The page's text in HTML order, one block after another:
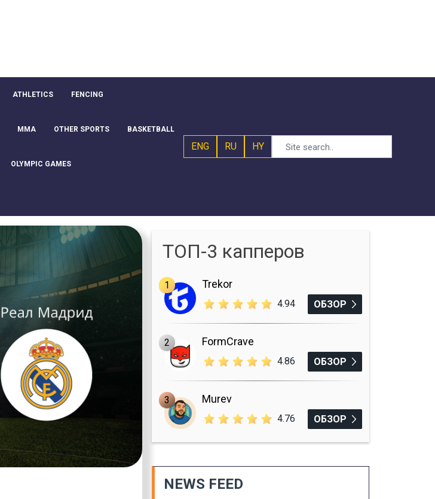
ATHLETICS FENCING
MMA OTHER SPORTS BASKETBALL
OLYMPIC GAMES
ENG RU HY
ТОП-3 капперов
1 Trekor
4.94 ОБЗОР
2 FormCrave
4.86 ОБЗОР
3 Murev
4.76 ОБЗОР
NEWS FEED